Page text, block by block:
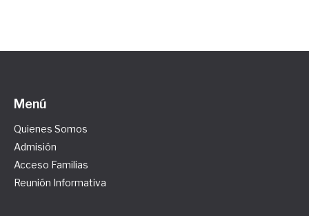
Menú
Quienes Somos
Admisión
Acceso Familias
Reunión Informativa